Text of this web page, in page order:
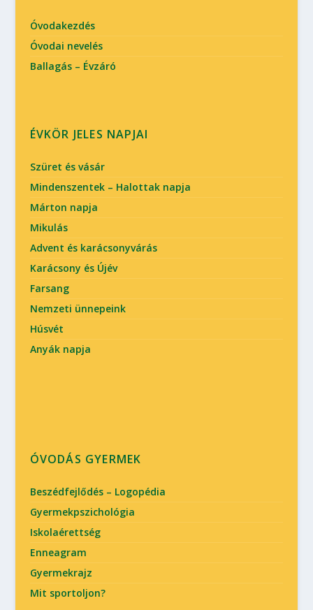
Óvodakezdés
Óvodai nevelés
Ballagás – Évzáró
ÉVKÖR JELES NAPJAI
Szüret és vásár
Mindenszentek – Halottak napja
Márton napja
Mikulás
Advent és karácsonyvárás
Karácsony és Újév
Farsang
Nemzeti ünnepeink
Húsvét
Anyák napja
ÓVODÁS GYERMEK
Beszédfejlődés – Logopédia
Gyermekpszichológia
Iskolaérettség
Enneagram
Gyermekrajz
Mit sportoljon?